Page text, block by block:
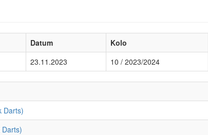
Datum Kolo
23.11.2023 10 / 2023/2024
Darts)